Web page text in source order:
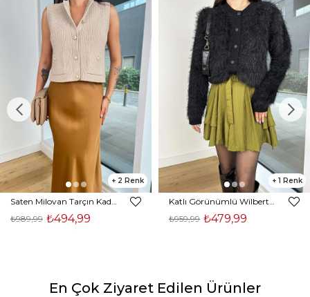
2
₺494,99
₺989,99
1
₺479,99
₺959,99
En Çok Ziyaret Edilen Ürünler